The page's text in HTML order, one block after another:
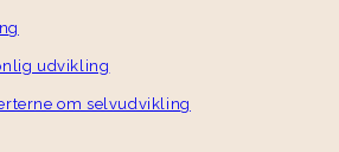
udvikling
om selvudvikling